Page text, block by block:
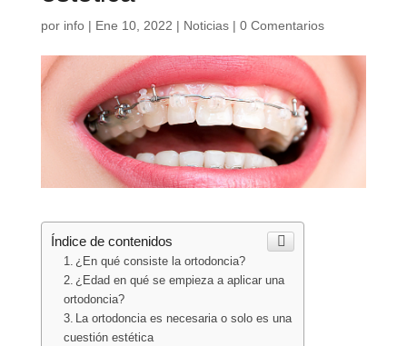
por info| Ene 10, 2022 | Noticias| 0 Comentarios
Índice de contenidos
¿En qué consiste la ortodoncia?
¿Edad en qué se empieza a aplicar una
ortodoncia?
La ortodoncia es necesaria o solo es una
cuestión estética